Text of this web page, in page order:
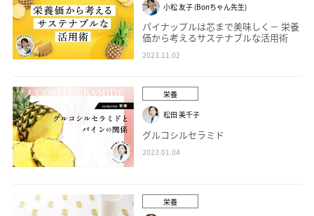
小松 友子 (Bonちゃん先生)
パイナップルは芯まで美味しく－ 栄養
価から考えるサステナブルな活用術
2023.11.02
栄養
松⽥ 美千⼦
グルコシルセラミド
2023.01.04
栄養